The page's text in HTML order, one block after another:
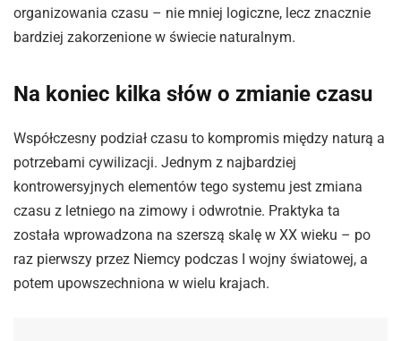
organizowania czasu – nie mniej logiczne, lecz znacznie
bardziej zakorzenione w świecie naturalnym.
Na koniec kilka słów o zmianie czasu
Współczesny podział czasu to kompromis między naturą a
potrzebami cywilizacji. Jednym z najbardziej
kontrowersyjnych elementów tego systemu jest zmiana
czasu z letniego na zimowy i odwrotnie. Praktyka ta
została wprowadzona na szerszą skalę w XX wieku – po
raz pierwszy przez Niemcy podczas I wojny światowej, a
potem upowszechniona w wielu krajach.